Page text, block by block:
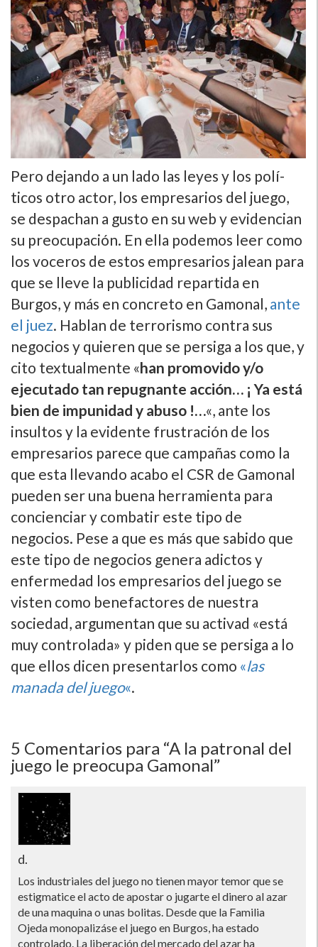
Pero dejando a un lado las leyes y los polí­
ticos otro actor, los empresarios del juego,
se despachan a gusto en su web y evidencian
su preocupación. En ella podemos leer como
los voceros de estos empresarios jalean para
que se lleve la publicidad repartida en
Burgos, y más en concreto en Gamonal, ante
el juez. Hablan de terrorismo contra sus
negocios y quieren que se persiga a los que, y
cito textualmente «han promovido y/o
ejecutado tan repugnante acción… ¡ Ya está
bien de impunidad y abuso !…«, ante los
insultos y la evidente frustración de los
empresarios parece que campañas como la
que esta llevando acabo el CSR de Gamonal
pueden ser una buena herramienta para
concienciar y combatir este tipo de
negocios. Pese a que es más que sabido que
este tipo de negocios genera adictos y
enfermedad los empresarios del juego se
visten como benefactores de nuestra
sociedad, argumentan que su activad «está
muy controlada» y piden que se persiga a lo
que ellos dicen presentarlos como «las
manada del juego«.
5 Comentarios para “A la patronal del
juego le preocupa Gamonal”
d.
Los industriales del juego no tienen mayor temor que se
estigmatice el acto de apostar o jugarte el dinero al azar
de una maquina o unas bolitas. Desde que la Familia
Ojeda monopalizáse el juego en Burgos, ha estado
controlado. La liberación del mercado del azar ha